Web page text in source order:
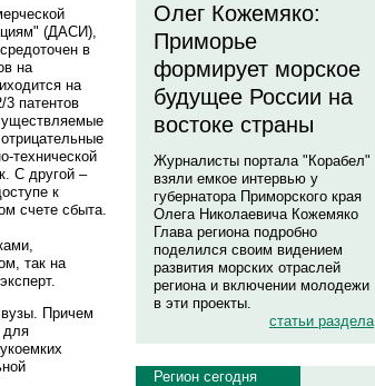
(ДАСИ),
в
на
на
патентов
технической
С другой –
к
счете сбыта.
так на
Причем
для
Олег Кожемяко:
Приморье
формирует морское
будущее России на
востоке страны
Журналисты портала "Корабел"
взяли емкое интервью у
губернатора Приморского края
Олега Николаевича Кожемяко
Глава региона подробно
поделился своим видением
развития морских отраслей
региона и включении молодежи
в эти проекты.
статьи раздела
Регион сегодня